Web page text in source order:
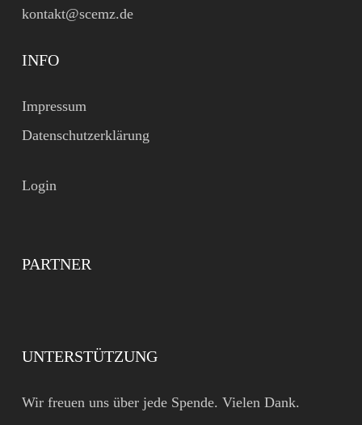
kontakt@scemz.de
INFO
Impressum
Datenschutzerklärung
Login
PARTNER
UNTERSTÜTZUNG
Wir freuen uns über jede Spende. Vielen Dank.